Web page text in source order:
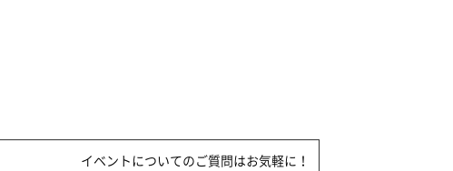
イベントについてのご質問はお気軽に！